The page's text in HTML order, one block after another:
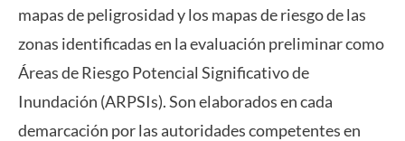
mapas de peligrosidad y los mapas de riesgo de las
zonas identificadas en la evaluación preliminar como
Áreas de Riesgo Potencial Significativo de
Inundación (ARPSIs). Son elaborados en cada
demarcación por las autoridades competentes en